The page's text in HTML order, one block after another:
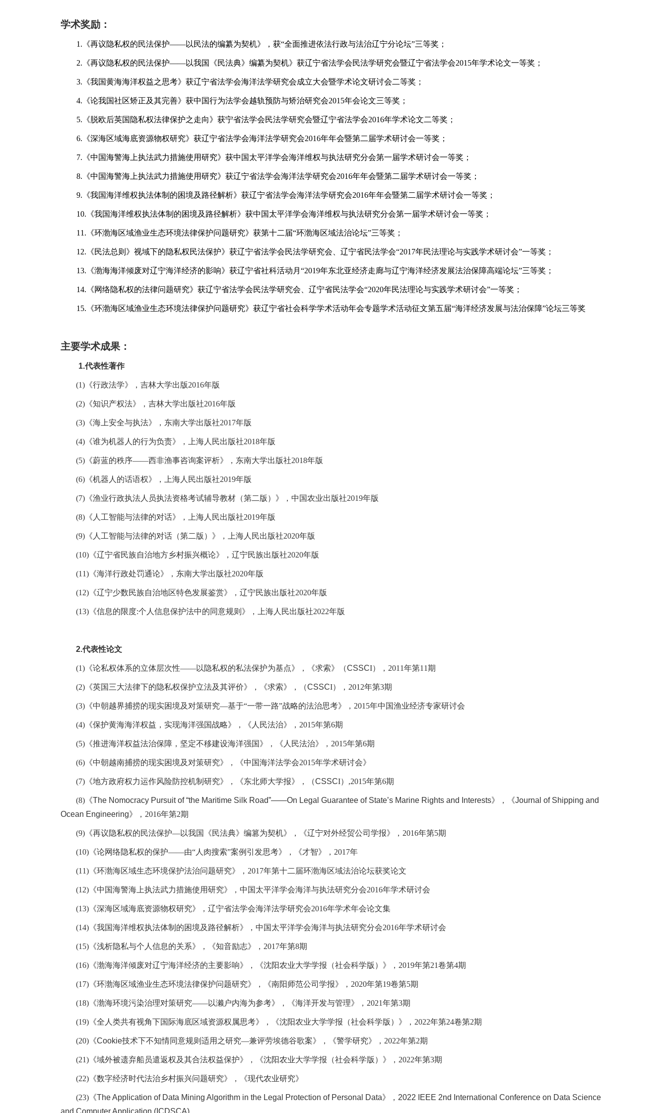
学术奖励：
1. 《再议隐私权的民法保护——以民法的编纂为契机》，获“全面推进依法行政与法治辽宁分论坛”三等奖；
2. 《再议隐私权的民法保护——以我国《民法典》编纂为契机》获辽宁省法学会民法学研究会暨辽宁省法学会2015年学术论文一等奖；
3. 《我国黄海海洋权益之思考》获辽宁省法学会海洋法学研究会成立大会暨学术论文研讨会二等奖；
4. 《论我国社区矫正及其完善》获中国行为法学会越轨预防与矫治研究会2015年会论文三等奖；
5. 《脱欧后英国隐私权法律保护之走向》获宁省法学会民法学研究会暨辽宁省法学会2016年学术论文二等奖；
6. 《深海区域海底资源物权研究》获辽宁省法学会海洋法学研究会2016年年会暨第二届学术研讨会一等奖；
7. 《中国海警海上执法武力措施使用研究》获中国太平洋学会海洋维权与执法研究分会第一届学术研讨会一等奖；
8. 《中国海警海上执法武力措施使用研究》获辽宁省法学会海洋法学研究会2016年年会暨第二届学术研讨会一等奖；
9. 《我国海洋维权执法体制的困境及路径解析》获辽宁省法学会海洋法学研究会2016年年会暨第二届学术研讨会一等奖；
10. 《我国海洋维权执法体制的困境及路径解析》获中国太平洋学会海洋维权与执法研究分会第一届学术研讨会一等奖；
11. 《环渤海区域渔业生态环境法律保护问题研究》获第十二届“环渤海区域法治论坛”三等奖；
12. 《民法总则》视域下的隐私权民法保护》获辽宁省法学会民法学研究会、辽宁省民法学会“2017年民法理论与实践学术研讨会”一等奖；
13. 《渤海海洋倾废对辽宁海洋经济的影响》获辽宁省社科活动月“2019年东北亚经济走廊与辽宁海洋经济发展法治保障高端论坛”三等奖；
14. 《网络隐私权的法律问题研究》获辽宁省法学会民法学研究会、辽宁省民法学会“2020年民法理论与实践学术研讨会”一等奖；
15. 《环渤海区域渔业生态环境法律保护问题研究》获辽宁省社会科学学术活动年会专题学术活动征文第五届“海洋经济发展与法治保障”论坛三等奖
主要学术成果：
1.代表性著作
(1) 《行政法学》，吉林大学出版2016年版
(2) 《知识产权法》，吉林大学出版社2016年版
(3) 《海上安全与执法》，东南大学出版社2017年版
(4) 《谁为机器人的行为负责》，上海人民出版社2018年版
(5) 《蔚蓝的秩序——西非渔事咨询案评析》，东南大学出版社2018年版
(6) 《机器人的话语权》，上海人民出版社2019年版
(7) 《渔业行政执法人员执法资格考试辅导教材（第二版）》，中国农业出版社2019年版
(8) 《人工智能与法律的对话》，上海人民出版社2019年版
(9) 《人工智能与法律的对话（第二版）》，上海人民出版社2020年版
(10) 《辽宁省民族自治地方乡村振兴概论》，辽宁民族出版社2020年版
(11) 《海洋行政处罚通论》，东南大学出版社2020年版
(12) 《辽宁少数民族自治地区特色发展鉴赏》，辽宁民族出版社2020年版
(13) 《信息的限度:个人信息保护法中的同意规则》，上海人民出版社2022年版
2.代表性论文
(1) 《论私权体系的立体层次性——以隐私权的私法保护为基点》，《求索》（CSSCI）， 2011年第11期
(2) 《英国三大法律下的隐私权保护立法及其评价》，《求索》，（CSSCI）， 2012年第3期
(3) 《中朝越界捕捞的现实困境及对策研究—基于“一带一路”战略的法治思考》， 2015年中国渔业经济专家研讨会
(4) 《保护黄海海洋权益，实现海洋强国战略》，《人民法治》， 2015年第6期
(5) 《推进海洋权益法治保障，坚定不移建设海洋强国》，《人民法治》， 2015年第6期
(6) 《中朝越南捕捞的现实困境及对策研究》，《中国海洋法学会2015年学术研讨会》
(7) 《地方政府权力运作风险防控机制研究》，《东北师大学报》，（CSSCI） ,2015年第6期
(8) 《The Nomocracy Pursuit of “the Maritime Silk Road”——On Legal Guarantee of State’s Marine Rights and Interests》，《Journal of Shipping and
Ocean Engineering》， 2016年第2期
(9) 《再议隐私权的民法保护—以我国《民法典》编篡为契机》，《辽宁对外经贸公司学报》， 2016年第5期
(10) 《论网络隐私权的保护——由“人肉搜索”案例引发思考》，《才智》， 2017年
(11) 《环渤海区域生态环境保护法治问题研究》， 2017年第十二届环渤海区域法治论坛获奖论文
(12) 《中国海警海上执法武力措施使用研究》，中国太平洋学会海洋与执法研究分会2016年学术研讨会
(13) 《深海区域海底资源物权研究》，辽宁省法学会海洋法学研究会2016年学术年会论文集
(14) 《我国海洋维权执法体制的困境及路径解析》，中国太平洋学会海洋与执法研究分会2016年学术研讨会
(15) 《浅析隐私与个人信息的关系》，《知音励志》， 2017年第8期
(16) 《渤海海洋倾废对辽宁海洋经济的主要影响》，《沈阳农业大学学报（社会科学版）》， 2019年第21卷第4期
(17) 《环渤海区域渔业生态环境法律保护问题研究》，《南阳师范公司学报》， 2020年第19卷第5期
(18) 《渤海环境污染治理对策研究——以濑户内海为参考》，《海洋开发与管理》， 2021年第3期
(19) 《全人类共有视角下国际海底区域资源权属思考》，《沈阳农业大学学报（社会科学版）》， 2022年第24卷第2期
(20) 《Cookie技术下不知情同意规则适用之研究—兼评劳埃德谷歌案》，《警学研究》， 2022年第2期
(21) 《域外被遗弃船员遣返权及其合法权益保护》，《沈阳农业大学学报（社会科学版）》， 2022年第3期
(22) 《数字经济时代法治乡村振兴问题研究》，《现代农业研究》
(23) 《The Application of Data Mining Algorithm in the Legal Protection of Personal Data》， 2022 IEEE 2nd International Conference on Data Science
and Computer Application (ICDSCA)